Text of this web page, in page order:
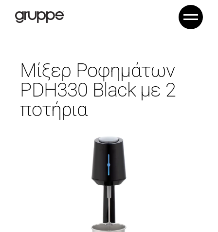
Μίξερ Ροφημάτων
PDH330 Black με 2
ποτήρια